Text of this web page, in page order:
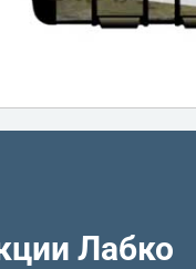
Лабко